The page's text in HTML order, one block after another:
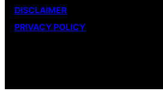
DISCLAIMER
PRIVACY POLICY